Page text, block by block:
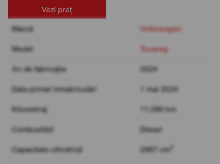
Vezi preț
Marcă
Volkswagen
Model Touareg
An de fabricație 2024
Data primei înmatriculări 1 mai 2024
Kilometraj 11.090 km
Combustibil Diesel
Capacitate cilindrică 2967 cm